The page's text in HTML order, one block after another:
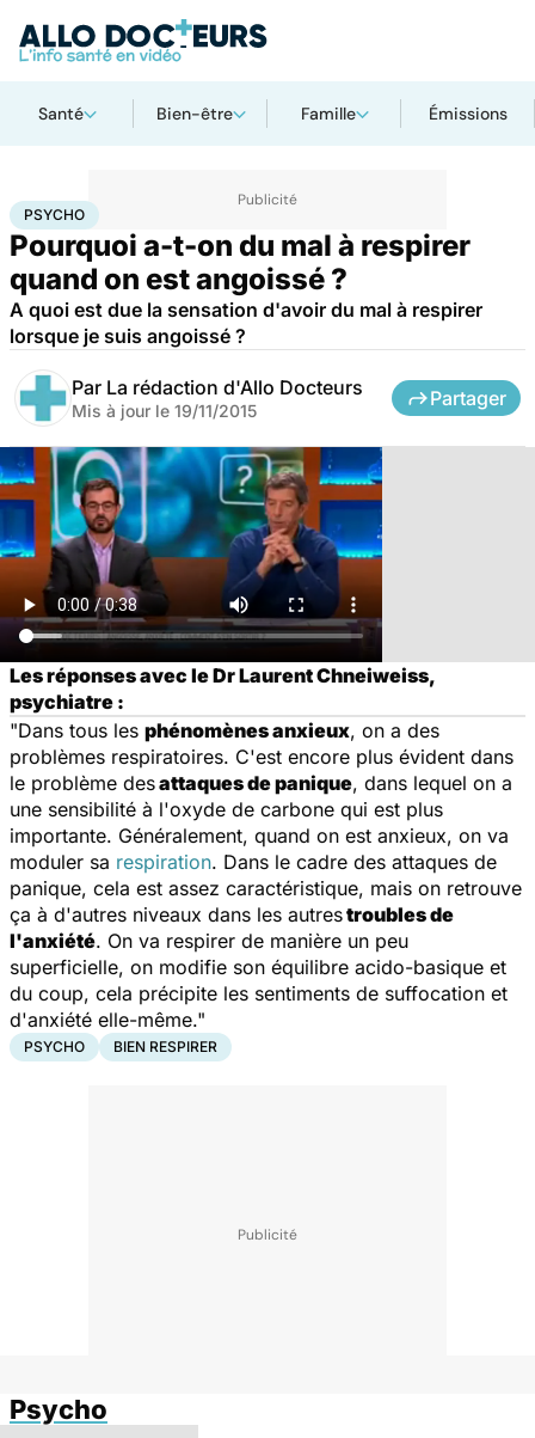
Santé Bien-être Famille Émissions
AccueilBien-être
PSYCHO
Pourquoi a-t-on du mal à respirer
quand on est angoissé ?
A quoi est due la sensation d'avoir du mal à respirer
lorsque je suis angoissé ?
Par La rédaction d'Allo Docteurs
Mis à jour le 19/11/2015
Partager
Les réponses avec le Dr Laurent Chneiweiss,
psychiatre :
"Dans tous les phénomènes anxieux, on a des
problèmes respiratoires. C'est encore plus évident dans
le problème desattaques de panique, dans lequel on a
une sensibilité à l'oxyde de carbone qui est plus
importante. Généralement, quand on est anxieux, on va
moduler sa respiration. Dans le cadre des attaques de
panique, cela est assez caractéristique, mais on retrouve
ça à d'autres niveaux dans les autrestroubles de
l'anxiété. On va respirer de manière un peu
superficielle, on modifie son équilibre acido-basique et
du coup, cela précipite les sentiments de suffocation et
d'anxiété elle-même."
PSYCHO BIEN RESPIRER
Psycho